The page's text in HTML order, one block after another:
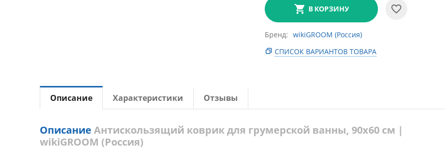
В КОРЗИНУ
Бренд
wikiGROOM (Россия)
СПИСОК ВАРИАНТОВ ТОВАРА
Описание Характеристики Отзывы
Описание Антискользящий коврик для грумерской ванны, 90х60 см |
wikiGROOM (Россия)